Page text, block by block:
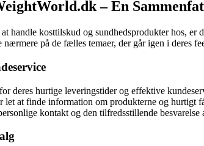
– En
handle kosttilskud og sundhedsprodukter hos,
på de fælles temaer, der går igen i deres
deres hurtige leveringstider og effektive
at finde information om produkterne og hurtigt
kontakt og den tilfredsstillende besvarelse